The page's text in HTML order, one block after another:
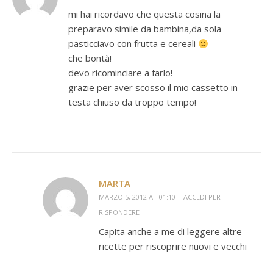
mi hai ricordavo che questa cosina la
preparavo simile da bambina,da sola
pasticciavo con frutta e cereali
che bontà!
devo ricominciare a farlo!
grazie per aver scosso il mio cassetto in
testa chiuso da troppo tempo!
MARTA
MARZO 5, 2012 AT 01:10
ACCEDI PER
RISPONDERE
Capita anche a me di leggere altre
ricette per riscoprire nuovi e vecchi